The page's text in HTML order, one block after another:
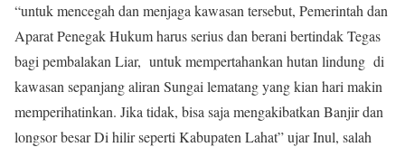
“untuk mencegah dan menjaga kawasan tersebut, Pemerintah dan
Aparat Penegak Hukum harus serius dan berani bertindak Tegas
bagi pembalakan Liar, untuk mempertahankan hutan lindung di
kawasan sepanjang aliran Sungai lematang yang kian hari makin
memperihatinkan. Jika tidak, bisa saja mengakibatkan Banjir dan
longsor besar Di hilir seperti Kabupaten Lahat” ujar Inul, salah